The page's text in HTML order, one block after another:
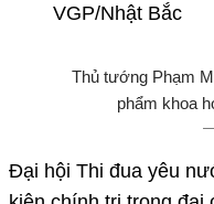
Thủ tướng Phạm
phẩm khoa
Đại hội Thi đua yêu